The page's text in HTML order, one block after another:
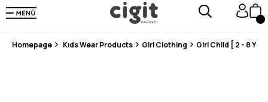
En Uygun Fiyat Garantisi !
300₺ ve Üzeri Alışverişlerde Kargo Ücretsiz !
Homepage Kıds Wear Products Girl Clothing Girl Child [ 2 - 8